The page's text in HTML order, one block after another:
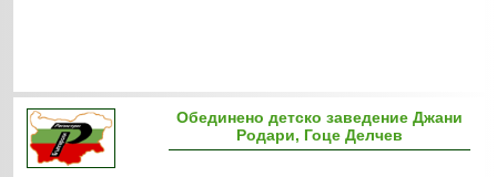
Обединено детско заведение Джани
Родари, Гоце Делчев